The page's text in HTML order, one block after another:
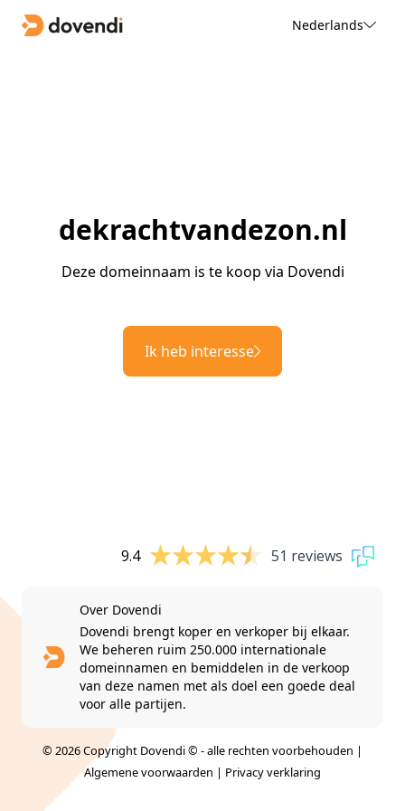
Nederlands
dekrachtvandezon.nl
Deze domeinnaam is te koop via Dovendi
Ik heb interesse
9.4 51 reviews
Over Dovendi
Dovendi brengt koper en verkoper bij elkaar.
We beheren ruim 250.000 internationale
domeinnamen en bemiddelen in de verkoop
van deze namen met als doel een goede deal
voor alle partijen.
© 2026 Copyright Dovendi © - alle rechten voorbehouden |
Algemene voorwaarden | Privacy verklaring